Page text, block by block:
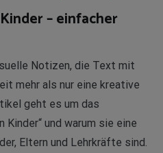
– einfacher
Notizen, die Text mit
mehr als nur eine kreative
geht es um das
Kinder“ und warum sie eine
Eltern und Lehrkräfte sind.